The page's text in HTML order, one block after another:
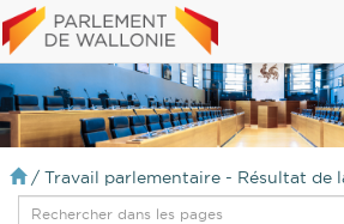
/ Travail parlementaire - Résultat de